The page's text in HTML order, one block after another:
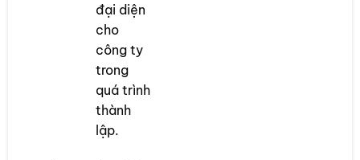
đại diện
cho
công ty
trong
quá trình
thành
lập.